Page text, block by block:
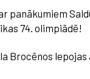
panākumiem
74. olimpiādē!
Brocēnos